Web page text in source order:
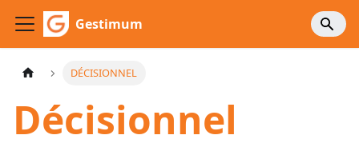
Gestimum
DÉCISIONNEL
Décisionnel